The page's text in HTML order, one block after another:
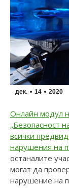
дек. 14 2020
Онлайн модул
„Безопасност
всички
нарушения на
останалите
могат да
нарушение на